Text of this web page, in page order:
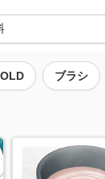
ブラシ